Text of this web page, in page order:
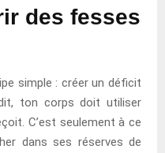
des fesses
simple : créer un déficit
ton corps doit utiliser
C’est seulement à ce
dans ses réserves de